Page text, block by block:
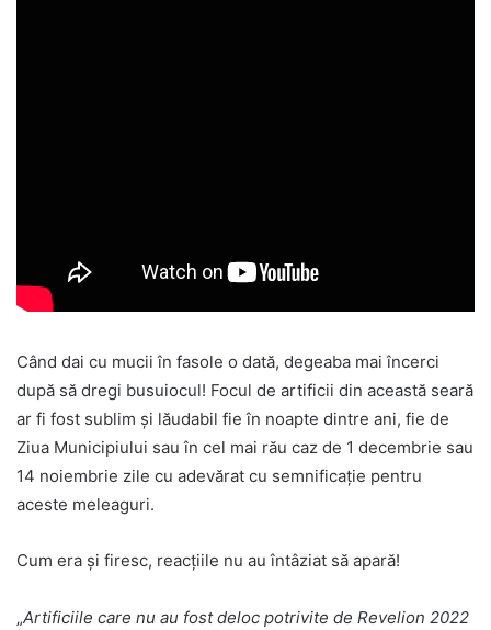
Când dai cu mucii în fasole o dată, degeaba mai încerci
după să dregi busuiocul! Focul de artificii din această seară
ar fi fost sublim şi lăudabil fie în noapte dintre ani, fie de
Ziua Municipiului sau în cel mai rău caz de 1 decembrie sau
14 noiembrie zile cu adevărat cu semnificaţie pentru
aceste meleaguri.
Cum era şi firesc, reacţiile nu au întâziat să apară!
„Artificiile care nu au fost deloc potrivite de Revelion 2022